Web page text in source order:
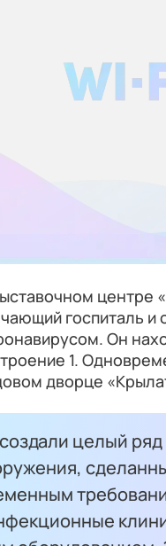
центре
госпиталь и
Он
1.
дворце
целый